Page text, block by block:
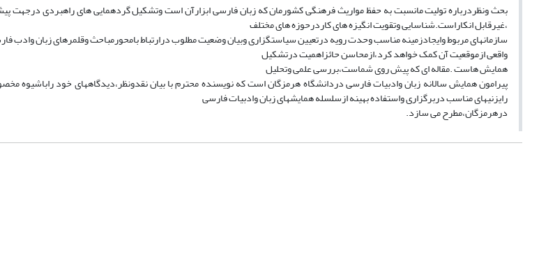
بحث ونظردرباره تولیت مانسبت به حفظ مواریث فرهنگی کشورمان که زبان فارسی ابزارآن است وتشکیل گردهمایی های راهبردی درجهت
،غیرقابل انکاراست.شناسایی وتقویت انگیزه های کاردرحوزه های مختلف
سازمانهای مربوط وایجادزمینه مناسب وحدت رویه درتعیین سیاستگزاری وبیان وضعیت مطلوب درارتباط بامحورمباحث وقلمرهای زبان وادب
واقعی ازموقعیت آن کمک خواهد کرد،ازمحاسن حائزاهمیت درتشکیل
همایش هاست .مقاله ای که پیش روی شماست،بررسی علمی وتحلیل
پیرامون همایش سالانه زبان وادبیات فارسی دردانشگاه هرمزگان است که نویسنده محترم با بیان نقدونظر،دیدگاههای خود راباشیوه
رایزنیهای مناسب دربرگزاری واستفاده بهینه ازسلسله همایشهای زبان وادبیات فارسی
درهرمزگان،مطرح می سازد.